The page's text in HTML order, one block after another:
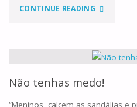
CONTINUE READING"A
E
A
ABERTURA
Não tenhas medo!
“Meninos, calcem as sandálias e